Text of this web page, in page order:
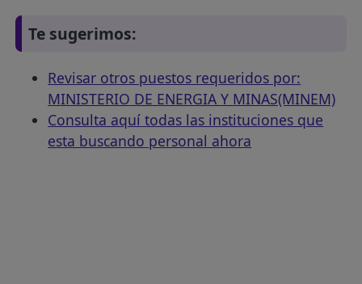
Te sugerimos:
Revisar otros puestos requeridos por:
MINISTERIO DE ENERGIA Y MINAS(MINEM)
Consulta aquí todas las instituciones que
esta buscando personal ahora